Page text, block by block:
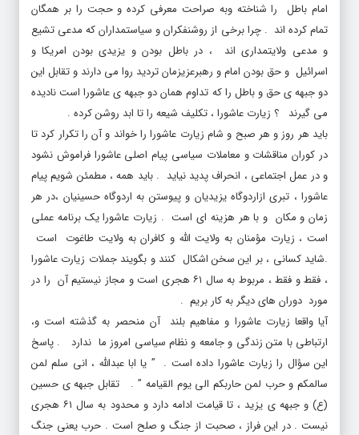
تمام کرده اند . چرا برخی از روشنفکران و سیاستمداران که مدعی تشیع
و مدعی ولایتمداری اند ، در باطل بودن و یزیدی بودن امریکا و
اسرائیل و حق بودن امام و رهبرعزیزمان تردید روا می دارند و تقابل این
دو جبهه ی حق و باطل را که تداوم همان دو جبهه ی عاشورا است نادیده
می گیرند ؟ زیارت عاشورا ، تکلیف شیعه را تا ابد روشن کرده .
باید هر روز و هر صبح و شام زیارت عاشورا را خواند و آن را تکرار کرد تا
در کوران مناقشات و معاملات سیاسی پیام اصلی عاشورا فراموش نشود
و در عمل اجتماعی ، انحراف پدید نیاید . باید همه ، مطمئن شویم پیام
عاشورا ، تبری ازاردوگاه یزیدیان و پیوستن به اردوگاه حسینیان ،در هر
زمان و مکان و با هر هزینه ای است . زیارت عاشورا یک برنامه عملی
است ، زیارت مؤمنان به ولایت الله و کافران به ولایت طاغوت است
.شاید کسانی ، بر این سخن اشکال کنند و بگویند جملات زیارت عاشورا
، فقط و فقط ، مربوط به سال ۶۱ هجری است و مجاز نیستیم آن را در
مورد دوران های دیگر به کار بریم .
آیا واقعا زیارت عاشورا و مفاهیم بلند آن منحصر به گذشته است و،
ارتباطی با متن زندگی و جامعه و نظام سیاسی امروز ما ندارد . پاسخ
این سؤال را زیارت عاشورا داده است . ” یا ابا عبدالله ، انی سلم لمن
سالمکم و حرب لمن حاربکم الی یوم القیامه ” . تقابل جبهه ی حسین
(ع) و جبهه ی یزید ، تا قیامت ادامه دارد و محدود به سال ۶۱ هجری
نیست . در این فراز ، صحبت از جنگ و صلح است . حرب یعنی جنگ
،در این جمله ی زیارت عاشورا با حضرت ابا عبد الله (ع) عهد می بندیم